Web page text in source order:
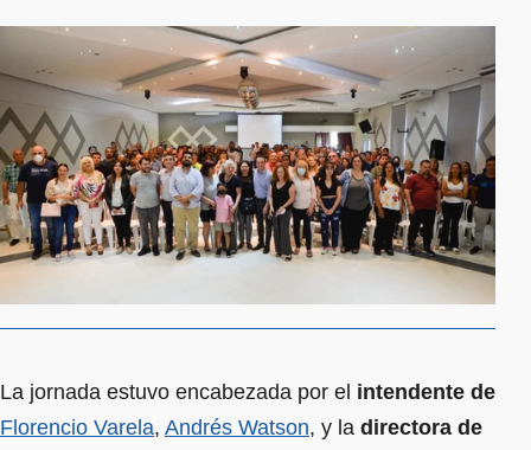
La jornada estuvo encabezada por el intendente de
Florencio Varela, Andrés Watson, y la directora de